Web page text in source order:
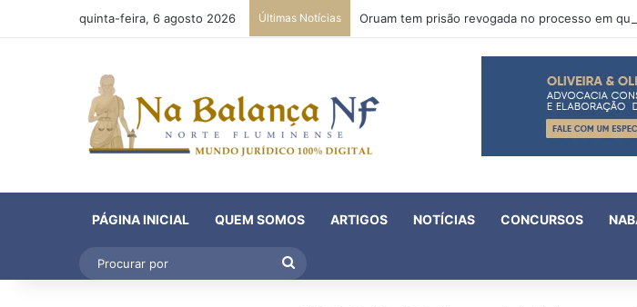
quinta-feira, 6 agosto 2026 Últimas Notícias
PÁGINA INICIAL QUEM SOMOS ARTIGOS NOTÍCIAS CONCURSOS